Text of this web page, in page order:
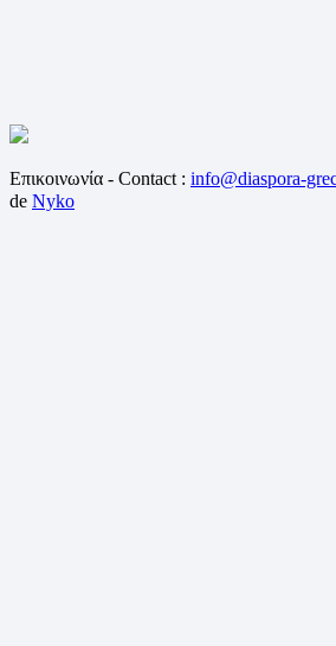
Επικοινωνία - Contact : info@diaspora-
de Nyko